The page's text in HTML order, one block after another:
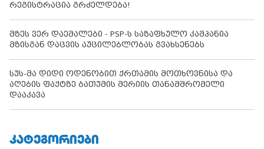
რეგისტრაცია გრძელდება!
მზეს ვერ დაემალები - PSP-ს საზაფხულო კამპანია
მზისგან დაცვის აუცილებლობას გვახსენებს
სუს-მა დიდი ოდენობით ქრთამის მოთხოვნისა და
აღების ფაქტზე ბათუმის მერიის თანამშრომელი
დააკავა
ᲙᲐᲢᲔᲒᲝᲠᲘᲔᲑᲘ